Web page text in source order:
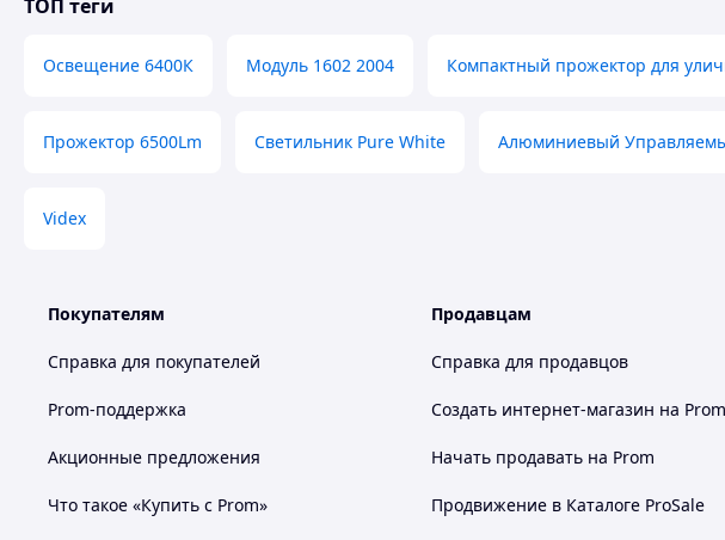
ТОП теги
Освещение 6400К Модуль 1602 2004 Компактный прожектор для
Прожектор 6500Lm Светильник Pure White Алюминиевый
Videx
Покупателям
Справка для покупателей
Prom-поддержка
Акционные предложения
Что такое «Купить с Prom»
Продавцам
Справка для продавцов
Создать интернет-магазин на Prom
Начать продавать на Prom
Продвижение в Каталоге ProSale